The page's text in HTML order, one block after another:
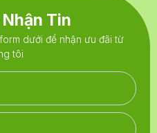
Tin
dưới để nhận ưu đãi từ
tôi